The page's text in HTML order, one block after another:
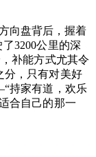
向盘背后，握着
3200公里的深
补能方式尤其令
分，只有对美好
持家有道，欢乐
合自己的那一